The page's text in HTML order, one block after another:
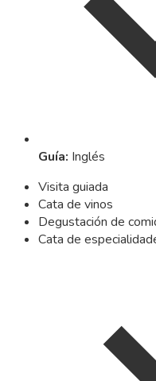
Guía: Inglés
Visita guiada
Cata de vinos
Degustación de
Cata de